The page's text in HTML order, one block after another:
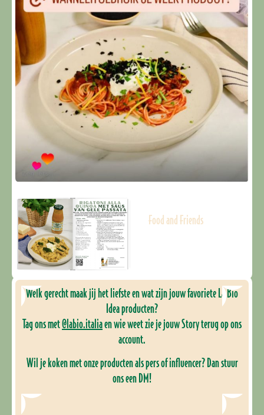
Food and Friends
Welk gerecht maak jij het liefste en wat zijn jouw favoriete La Bio
Idea producten?
Tag ons met@labio.italiaen wie weet zie je jouw Story terug op ons
account.
Wil je koken met onze producten als pers of influencer? Dan stuur
ons een DM!